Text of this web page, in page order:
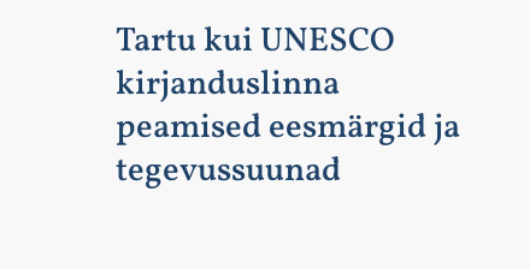
Tartu kui UNESCO
kirjanduslinna
peamised eesmärgid ja
tegevussuunad